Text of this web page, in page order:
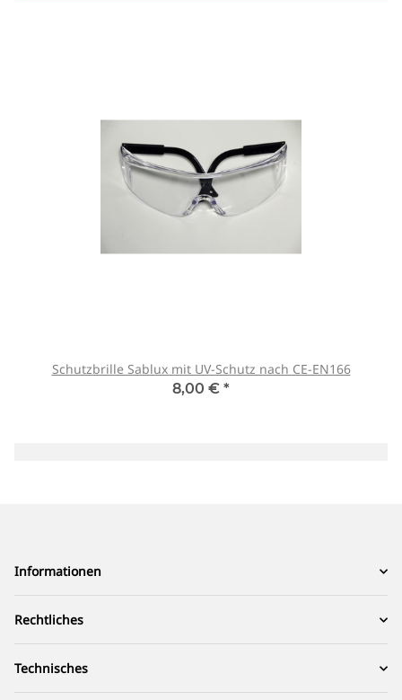
Schutzbrille Sablux mit UV-Schutz nach CE-EN166
8,00 € *
Informationen
Rechtliches
Technisches